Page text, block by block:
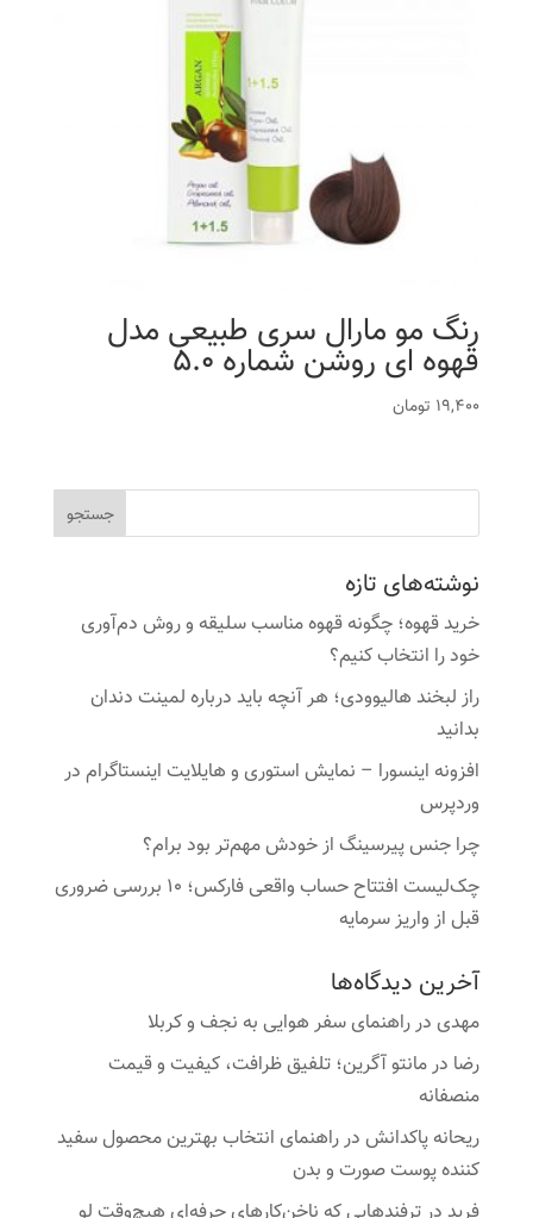
رنگ مو مارال سری طبیعی مدل
قهوه ای روشن شماره 5.0
19,400 تومان
نوشته‌های تازه
خرید قهوه؛ چگونه قهوه مناسب سلیقه و روش دم‌آوری
خود را انتخاب کنیم؟
راز لبخند هالیوودی؛ هر آنچه باید درباره لمینت دندان
بدانید
افزونه اینسورا – نمایش استوری و هایلایت اینستاگرام در
وردپرس
چرا جنس پیرسینگ از خودش مهم‌تر بود برام؟
چک‌لیست افتتاح حساب واقعی فارکس؛ ۱۰ بررسی ضروری
قبل از واریز سرمایه
آخرین دیدگاه‌ها
مهدیدرراهنمای سفر هوایی به نجف و کربلا
رضا درمانتو آگرین؛ تلفیق ظرافت، کیفیت و قیمت
منصفانه
ریحانه پاکدانشدرراهنمای انتخاب بهترین محصول سفید
کننده پوست صورت و بدن